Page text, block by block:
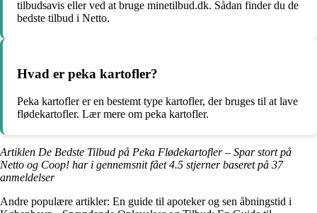
tilbudsavis eller ved at bruge minetilbud.dk. Sådan finder du de
bedste tilbud i Netto.
Hvad er peka kartofler?
Peka kartofler er en bestemt type kartofler, der bruges til at lave
flødekartofler. Lær mere om peka kartofler.
Artiklen De Bedste Tilbud på Peka Flødekartofler – Spar stort på
Netto og Coop! har i gennemsnit fået4.5 stjerner baseret på 37
anmeldelser
Andre populære artikler: En guide til apoteker og sen åbningstid i